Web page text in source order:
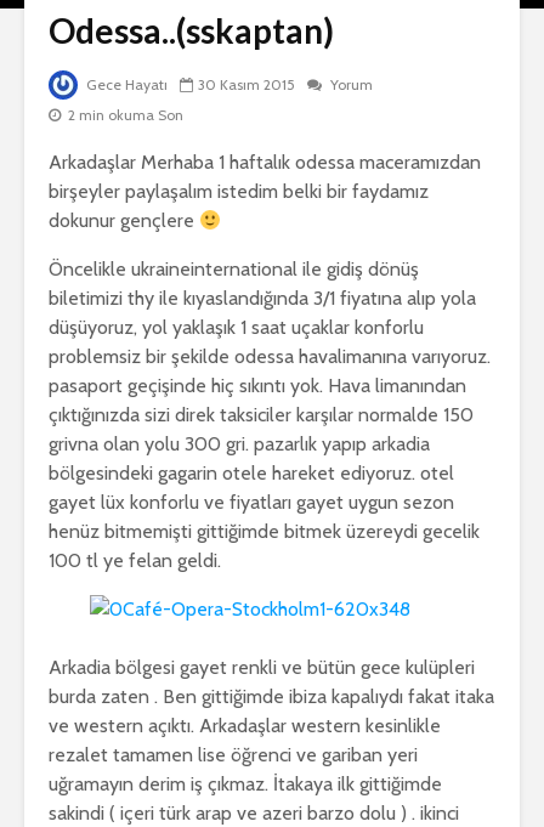
Odessa..(sskaptan)
Gece Hayatı 30 Kasım 2015
Yorum
2 min okuma Son
Arkadaşlar Merhaba 1 haftalık odessa maceramızdan
birşeyler paylaşalım istedim belki bir faydamız
dokunur gençlere
Öncelikle ukraineinternational ile gidiş dönüş
biletimizi thy ile kıyaslandığında 3/1 fiyatına alıp yola
düşüyoruz, yol yaklaşık 1 saat uçaklar konforlu
problemsiz bir şekilde odessa havalimanına varıyoruz.
pasaport geçişinde hiç sıkıntı yok. Hava limanından
çıktığınızda sizi direk taksiciler karşılar normalde 150
grivna olan yolu 300 gri. pazarlık yapıp arkadia
bölgesindeki gagarin otele hareket ediyoruz. otel
gayet lüx konforlu ve fiyatları gayet uygun sezon
henüz bitmemişti gittiğimde bitmek üzereydi gecelik
100 tl ye felan geldi.
Arkadia bölgesi gayet renkli ve bütün gece kulüpleri
burda zaten . Ben gittiğimde ibiza kapalıydı fakat itaka
ve western açıktı. Arkadaşlar western kesinlikle
rezalet tamamen lise öğrenci ve gariban yeri
uğramayın derim iş çıkmaz. İtakaya ilk gittiğimde
sakindi ( içeri türk arap ve azeri barzo dolu ) . ikinci